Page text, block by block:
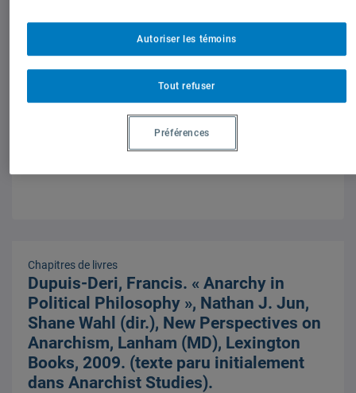
libéralisme : Perspectives critiques,
Montréal, Athéna/Chaire
Mondialisation-citoyenneté-
démocratie, 2009.
1 janvier 2009,Francis Dupuis-Deri
Chapitres de livres
Dupuis-Deri, Francis. « Anarchy in
Political Philosophy », Nathan J. Jun,
Shane Wahl (dir.), New Perspectives on
Anarchism, Lanham (MD), Lexington
Books, 2009. (texte paru initialement
dans Anarchist Studies).
Tout refuser
Autoriser les témoins
Préférences